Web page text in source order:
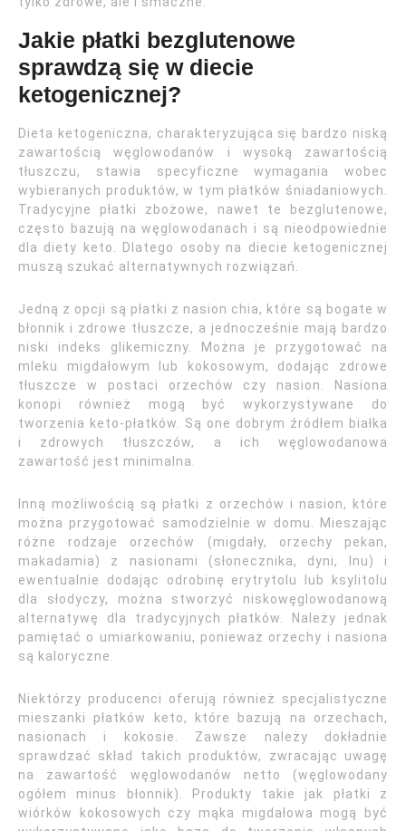
Jakie płatki bezglutenowe
sprawdzą się w diecie
ketogenicznej?
Dieta ketogeniczna, charakteryzująca się bardzo niską
zawartością węglowodanów i wysoką zawartością
tłuszczu, stawia specyficzne wymagania wobec
wybieranych produktów, w tym płatków śniadaniowych.
Tradycyjne płatki zbożowe, nawet te bezglutenowe,
często bazują na węglowodanach i są nieodpowiednie
dla diety keto. Dlatego osoby na diecie ketogenicznej
muszą szukać alternatywnych rozwiązań.
Jedną z opcji są płatki z nasion chia, które są bogate w
błonnik i zdrowe tłuszcze, a jednocześnie mają bardzo
niski indeks glikemiczny. Można je przygotować na
mleku migdałowym lub kokosowym, dodając zdrowe
tłuszcze w postaci orzechów czy nasion. Nasiona
konopi również mogą być wykorzystywane do
tworzenia keto-płatków. Są one dobrym źródłem białka
i zdrowych tłuszczów, a ich węglowodanowa
zawartość jest minimalna.
Inną możliwością są płatki z orzechów i nasion, które
można przygotować samodzielnie w domu. Mieszając
różne rodzaje orzechów (migdały, orzechy pekan,
makadamia) z nasionami (słonecznika, dyni, lnu) i
ewentualnie dodając odrobinę erytrytolu lub ksylitolu
dla słodyczy, można stworzyć niskowęglowodanową
alternatywę dla tradycyjnych płatków. Należy jednak
pamiętać o umiarkowaniu, ponieważ orzechy i nasiona
są kaloryczne.
Niektórzy producenci oferują również specjalistyczne
mieszanki płatków keto, które bazują na orzechach,
nasionach i kokosie. Zawsze należy dokładnie
sprawdzać skład takich produktów, zwracając uwagę
na zawartość węglowodanów netto (węglowodany
ogółem minus błonnik). Produkty takie jak płatki z
wiórków kokosowych czy mąka migdałowa mogą być